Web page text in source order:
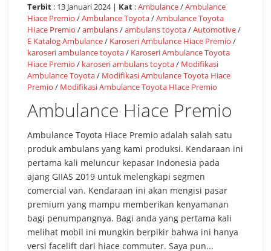
Terbit : 13 Januari 2024 | Kat :Ambulance/Ambulance
Hiace Premio /Ambulance Toyota/Ambulance Toyota
HIace Premio /ambulans/ambulans toyota/Automotive/
E Katalog Ambulance/ Karoseri Ambulance Hiace Premio /
karoseri ambulance toyota/ Karoseri Ambulance Toyota
Hiace Premio / karoseri ambulans toyota/ Modifikasi
Ambulance Toyota/ Modifikasi Ambulance Toyota Hiace
Premio / Modifikasi Ambulance Toyota HIace Premio
Ambulance Hiace Premio
Ambulance Toyota Hiace Premio adalah salah satu
produk ambulans yang kami produksi. Kendaraan ini
pertama kali meluncur kepasar Indonesia pada
ajang GIIAS 2019 untuk melengkapi segmen
comercial van. Kendaraan ini akan mengisi pasar
premium yang mampu memberikan kenyamanan
bagi penumpangnya. Bagi anda yang pertama kali
melihat mobil ini mungkin berpikir bahwa ini hanya
versi facelift dari hiace commuter. Saya pun...